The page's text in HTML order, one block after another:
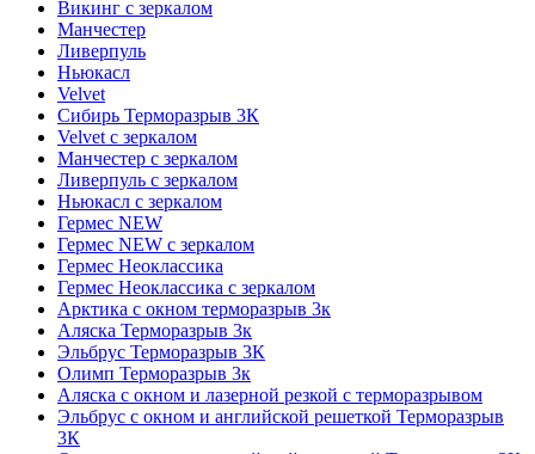
Викинг с зеркалом
Манчестер
Ливерпуль
Ньюкасл
Velvet
Сибирь Терморазрыв 3К
Velvet с зеркалом
Манчестер с зеркалом
Ливерпуль с зеркалом
Ньюкасл с зеркалом
Гермес NEW
Гермес NEW с зеркалом
Гермес Неоклассика
Гермес Неоклассика с зеркалом
Арктика с окном терморазрыв 3к
Аляска Терморазрыв 3к
Эльбрус Терморазрыв 3К
Олимп Терморазрыв 3к
Аляска с окном и лазерной резкой с терморазрывом
Эльбрус с окном и английской решеткой Терморазрыв
3К